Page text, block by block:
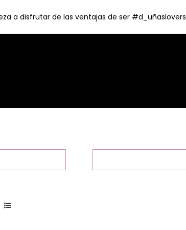
a disfrutar de las ventajas de ser #d_uñaslovers